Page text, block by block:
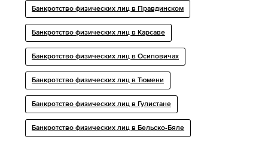
Банкротство физических лиц в Правдинском
Банкротство физических лиц в Карсаве
Банкротство физических лиц в Осиповичах
Банкротство физических лиц в Тюмени
Банкротство физических лиц в Гулистане
Банкротство физических лиц в Бельско-Бяле